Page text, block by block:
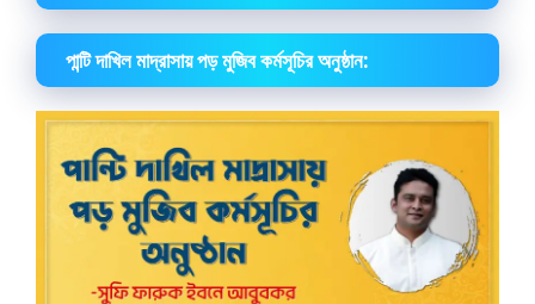
পান্টি দাখিল মাদ্রাসায় পড় মুজিব কর্মসূচির অনুষ্ঠান: